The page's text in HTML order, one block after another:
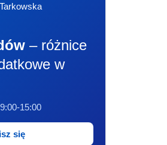
– różnice
w
15:00
się